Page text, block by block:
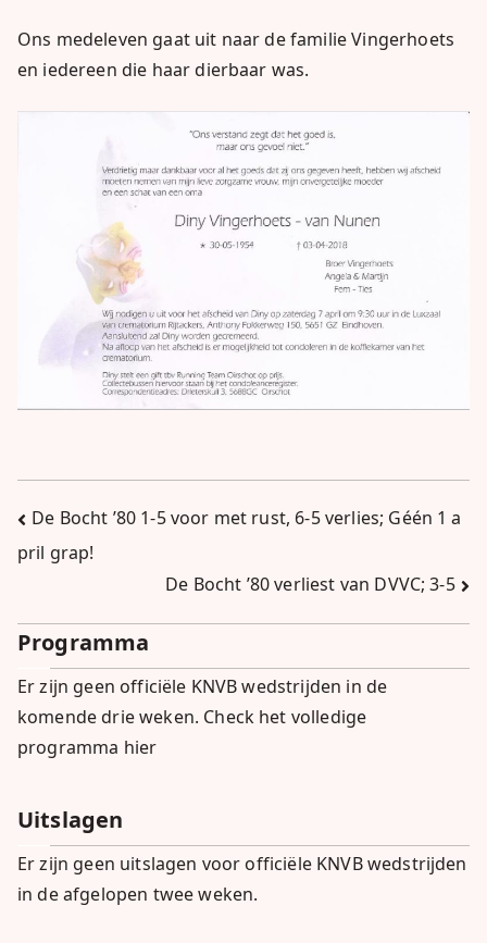
Ons medeleven gaat uit naar de familie Vingerhoets
en iedereen die haar dierbaar was.
Bericht
navigatie
De Bocht ’80 1-5 voor met rust, 6-5 verlies; Géén 1 a
pril grap!
De Bocht ’80 verliest van DVVC; 3-5
Programma
Er zijn geen officiële KNVB wedstrijden in de
komende drie weken. Check het volledige
programma hier
Uitslagen
Er zijn geen uitslagen voor officiële KNVB wedstrijden
in de afgelopen twee weken.